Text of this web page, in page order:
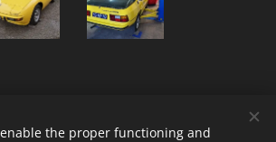
10, 6662PP, Elst, telf: 0031657047883 ,
the proper functioning and